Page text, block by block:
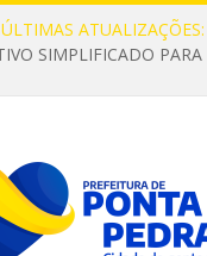
ÚLTIMAS ATUALIZAÇÕES: